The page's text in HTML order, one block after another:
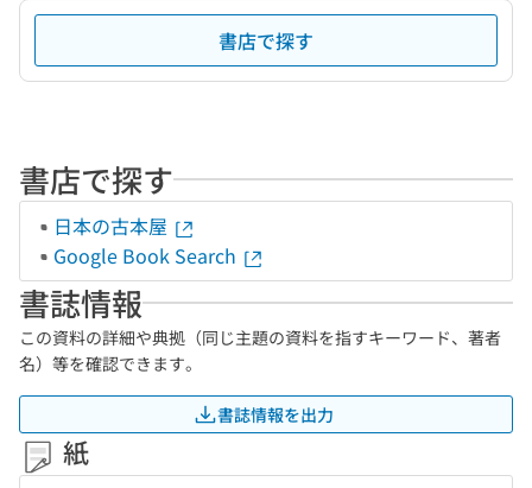
書店で探す
書店で探す
日本の古本屋
Google Book Search
書誌情報
この資料の詳細や典拠（同じ主題の資料を指すキーワード、著者
名）等を確認できます。
書誌情報を出力
紙